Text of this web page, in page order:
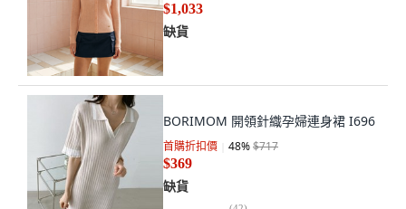
$1,033
缺貨
BORIMOM 開領針織孕婦連身裙 I696
首購折扣價 48%$717
$369
缺貨